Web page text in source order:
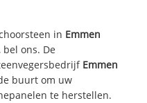
in Emmen
ons. De
Emmen
buurt om uw
te herstellen.